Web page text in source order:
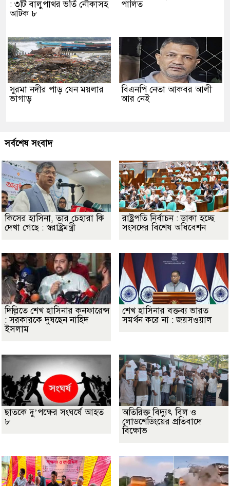
: ৩টি বালুপাথর ভর্তি নৌকাসহ
আটক ৮
পালিত
সুরমা নদীর পাড় যেন ময়লার
ভাগাড়
বিএনপি নেতা আকবর আলী
আর নেই
সর্বশেষ সংবাদ
কিসের হাসিনা, তার চেহারা কি
দেখা গেছে : স্বরাষ্ট্রমন্ত্রী
রাষ্ট্রপতি নির্বাচন : ডাকা হচ্ছে
সংসদের বিশেষ অধিবেশন
দিল্লিতে শেখ হাসিনার কনফারেন্স
: সরকারকে দুষছেন নাহিদ
ইসলাম
শেখ হাসিনার বক্তব্য ভারত
সমর্থন করে না : জয়সওয়াল
ছাতকে দু’পক্ষের সংঘর্ষে আহত
৮
অতিরিক্ত বিদ্যুৎ বিল ও
লোডশেডিংয়ের প্রতিবাদে
বিক্ষোভ